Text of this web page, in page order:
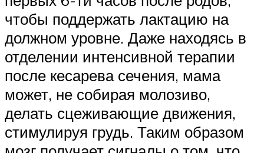
чтобы поддержать лактацию на
должном уровне. Даже находясь в
отделении интенсивной терапии
после кесарева сечения, мама
может, не собирая молозиво,
делать сцеживающие движения,
стимулируя грудь. Таким образом